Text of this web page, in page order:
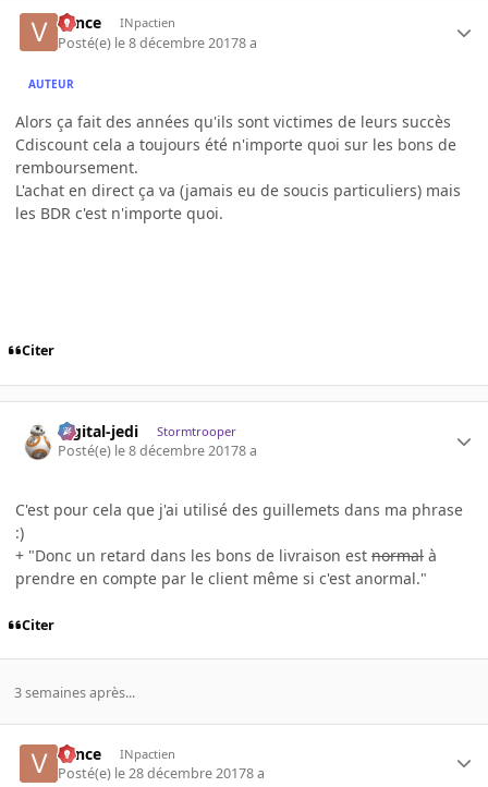
v1nce INpactien
Posté(e) le 8 décembre 20178 a
AUTEUR
Alors ça fait des années qu'ils sont victimes de leurs succès
Cdiscount cela a toujours été n'importe quoi sur les bons de
remboursement.
L'achat en direct ça va (jamais eu de soucis particuliers) mais
les BDR c'est n'importe quoi.
Citer
digital-jedi Stormtrooper
Posté(e) le 8 décembre 20178 a
C'est pour cela que j'ai utilisé des guillemets dans ma phrase
:)
+ "Donc un retard dans les bons de livraison est normal à
prendre en compte par le client même si c'est anormal."
Citer
3 semaines après...
v1nce INpactien
Posté(e) le 28 décembre 20178 a